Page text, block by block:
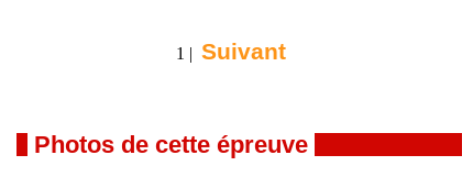
1 | Suivant
Photos de cette épreuve